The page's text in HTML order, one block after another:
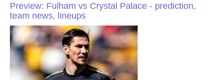
Preview: Fulham vs Crystal Palace - prediction,
team news, lineups